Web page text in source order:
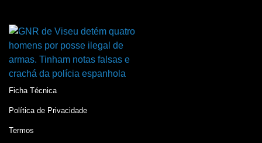
Ficha Técnica
Política de Privacidade
Termos